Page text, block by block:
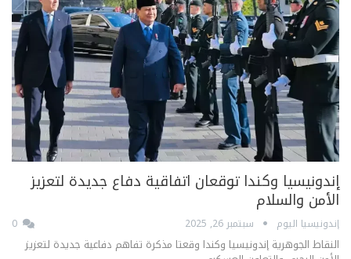
إندونيسيا وكندا توقعان اتفاقية دفاع جديدة لتعزيز
الأمن والسلام
إندونيسيا اليوم سبتمبر 26, 2025
النقاط الجوهرية إندونيسيا وكندا وقعتا مذكرة تفاهم دفاعية جديدة لتعزيز